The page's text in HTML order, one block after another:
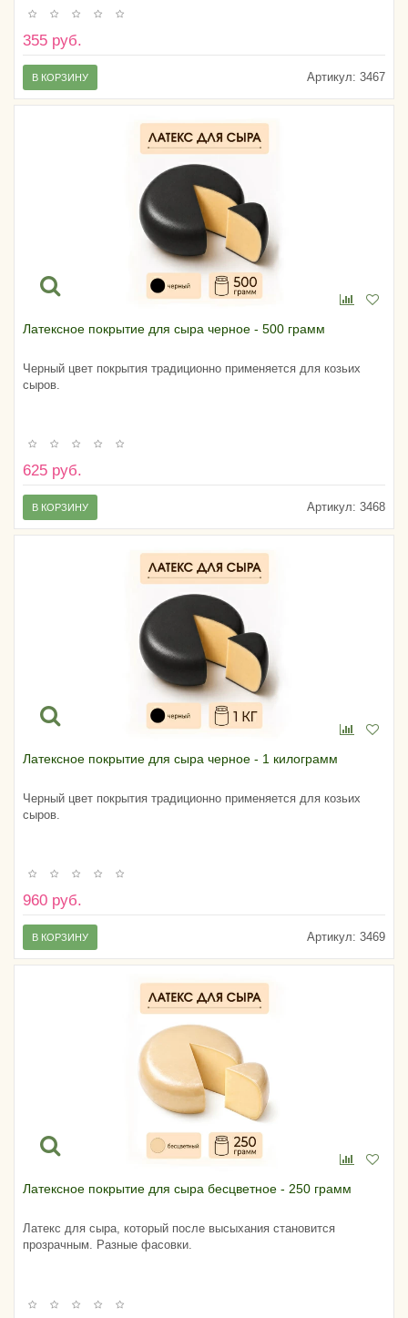
355 руб.
Артикул: 3467
В КОРЗИНУ
Латексное покрытие для сыра черное - 500 грамм
Черный цвет покрытия традиционно применяется для козьих
сыров.
625 руб.
Артикул: 3468
В КОРЗИНУ
Латексное покрытие для сыра черное - 1 килограмм
Черный цвет покрытия традиционно применяется для козьих
сыров.
960 руб.
Артикул: 3469
В КОРЗИНУ
Латексное покрытие для сыра бесцветное - 250 грамм
Латекс для сыра, который после высыхания становится
прозрачным. Разные фасовки.